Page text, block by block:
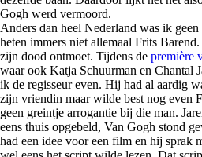
Gogh werd vermoord.
Anders dan heel Nederland was ik
heten immers niet allemaal Frits
zijn dood ontmoet. Tijdens de première
waar ook Katja Schuurman en Chantal
ik de regisseur even. Hij had al aardig
zijn vriendin maar wilde best nog even
geen greintje arrogantie bij die man.
eens thuis opgebeld, Van Gogh stond
had een idee voor een film en hij sprak